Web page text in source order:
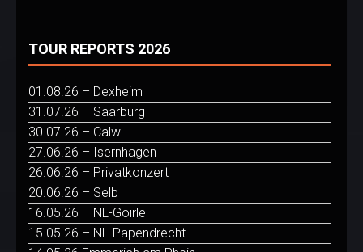
TOUR REPORTS 2026
01.08.26 – Dexheim
31.07.26 – Saarburg
30.07.26 – Calw
27.06.26 – Isernhagen
26.06.26 – Privatkonzert
20.06.26 – Selb
16.05.26 – NL-Goirle
15.05.26 – NL-Papendrecht